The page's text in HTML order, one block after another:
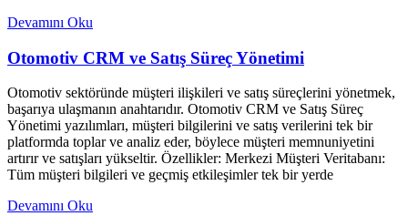
Devamını Oku
Otomotiv CRM ve Satış Süreç Yönetimi
Otomotiv sektöründe müşteri ilişkileri ve satış süreçlerini yönetmek,
başarıya ulaşmanın anahtarıdır. Otomotiv CRM ve Satış Süreç
Yönetimi yazılımları, müşteri bilgilerini ve satış verilerini tek bir
platformda toplar ve analiz eder, böylece müşteri memnuniyetini
artırır ve satışları yükseltir. Özellikler: Merkezi Müşteri Veritabanı:
Tüm müşteri bilgileri ve geçmiş etkileşimler tek bir yerde
Devamını Oku